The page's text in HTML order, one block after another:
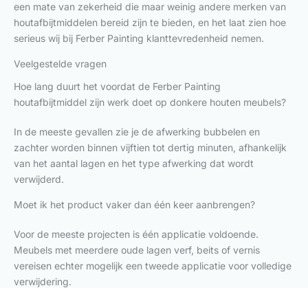
een mate van zekerheid die maar weinig andere merken van
houtafbijtmiddelen bereid zijn te bieden, en het laat zien hoe
serieus wij bij Ferber Painting klanttevredenheid nemen.
Veelgestelde vragen
Hoe lang duurt het voordat de Ferber Painting
houtafbijtmiddel zijn werk doet op donkere houten meubels?
In de meeste gevallen zie je de afwerking bubbelen en
zachter worden binnen vijftien tot dertig minuten, afhankelijk
van het aantal lagen en het type afwerking dat wordt
verwijderd.
Moet ik het product vaker dan één keer aanbrengen?
Voor de meeste projecten is één applicatie voldoende.
Meubels met meerdere oude lagen verf, beits of vernis
vereisen echter mogelijk een tweede applicatie voor volledige
verwijdering.